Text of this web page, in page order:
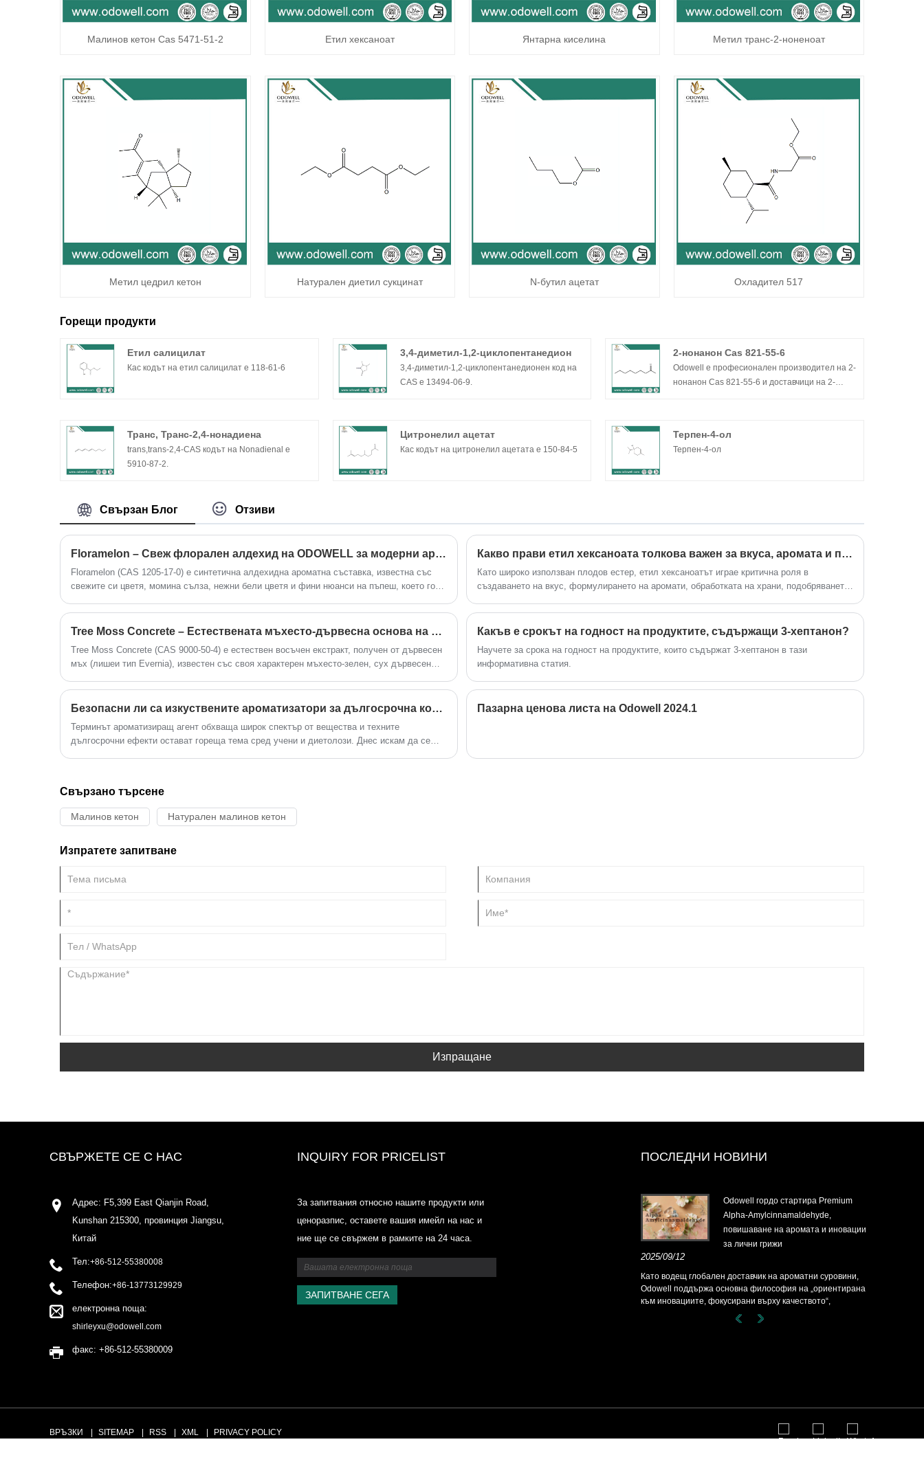
Малинов кетон Cas 5471-51-2 Етил хексаноат Янтарна киселина Метил транс-2-ноненоат
Метил цедрил кетон Натурален диетил сукцинат N-бутил ацетат Охладител 517
Горещи продукти
Етил салицилат
Кас кодът на етил салицилат е 118-61-6
3,4-диметил-1,2-циклопентанедион
3,4-диметил-1,2-циклопентанедионен код на
CAS е 13494-06-9.
2-нонанон Cas 821-55-6
Odowell е професионален производител на 2-
нонанон Cas 821-55-6 и доставчици на 2-
суровини и нови технологии, за да изпълни
нарастващия стремеж на парфюмеристите и
безцветна течност, производствен капацитет
европейските и американските пазари.
Транс, Транс-2,4-нонадиена
trans,trans-2,4-CAS кодът на Nonadienal е
5910-87-2.
Цитронелил ацетат
Кас кодът на цитронелил ацетата е 150-84-5
Терпен-4-ол
Терпен-4-ол
Свързан Блог Отзиви
Floramelon – Свеж флорален алдехид на ODOWELL за модерни аромати на момина сълза
Floramelon (CAS 1205-17-0) е синтетична алдехидна ароматна съставка, известна със
свежите си цветя, момина сълза, нежни бели цветя и фини нюанси на пъпеш, което го
съвременната парфюмерия.
Какво прави етил хексаноата толкова важен за вкуса, аромата и промишлените приложения
Като широко използван плодов естер, етил хексаноатът играе критична роля в
създаването на вкус, формулирането на аромати, обработката на храни, подобряването
предоставят висококачествени решения за етил хексаноат, които отговарят на
взискателните изисквания на глобалните индустрии.
Tree Moss Concrete – Естествената мъхесто-дървесна основа на ODOWELL за класически шипрови и фужерни аромати
Tree Moss Concrete (CAS 9000-50-4) е естествен восъчен екстракт, получен от дървесен
мъх (лишеи тип Evernia), известен със своя характерен мъхесто-зелен, сух дървесен
Какъв е срокът на годност на продуктите, съдържащи 3-хептанон?
Научете за срока на годност на продуктите, които съдържат 3-хептанон в тази
информативна статия.
Безопасни ли са изкуствените ароматизатори за дългосрочна консумация
Терминът ароматизиращ агент обхваща широк спектър от вещества и техните
дългосрочни ефекти остават гореща тема сред учени и диетолози. Днес искам да се
Пазарна ценова листа на Odowell 2024.1
Свързано търсене
Малинов кетон Натурален малинов кетон
Изпратете запитване
Изпращане
СВЪРЖЕТЕ СЕ С НАС
Адрес: F5,399 East Qianjin Road,
Kunshan 215300, провинция Jiangsu,
Китай
Тел:+86-512-55380008
Телефон:+86-13773129929
електронна поща:
shirleyxu@odowell.com
факс: +86-512-55380009
INQUIRY FOR PRICELIST
За запитвания относно нашите продукти или
ценоразпис, оставете вашия имейл на нас и
ние ще се свържем в рамките на 24 часа.
ПОСЛЕДНИ НОВИНИ
2025.6.14-2025.07.25
Odowell гордо стартира Premium
Alpha-Amylcinnamaldehyde,
повишаване на аромата и иновации
за лични грижи
2025/09/12
Като водещ глобален доставчик на ароматни суровини,
Odowell поддържа основна философия на „ориентирана
към иновациите, фокусирани върху качеството“,
последователно предоставяйки превъзходни решения за
аромати на клиентите по целия свят.
ВРЪЗКИ SITEMAP RSS XML PRIVACY POLICY